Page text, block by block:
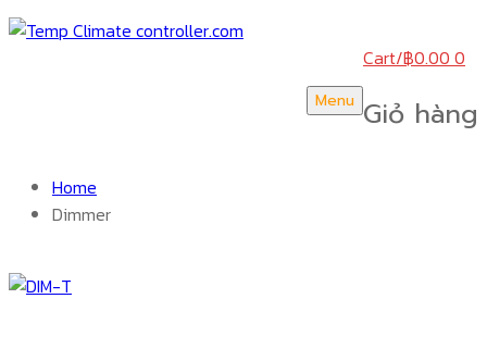
Menu
Cart/฿0.00 0
Giỏ hàng
Home
Dimmer